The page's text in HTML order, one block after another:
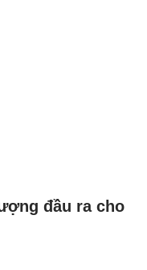
đầu ra cho